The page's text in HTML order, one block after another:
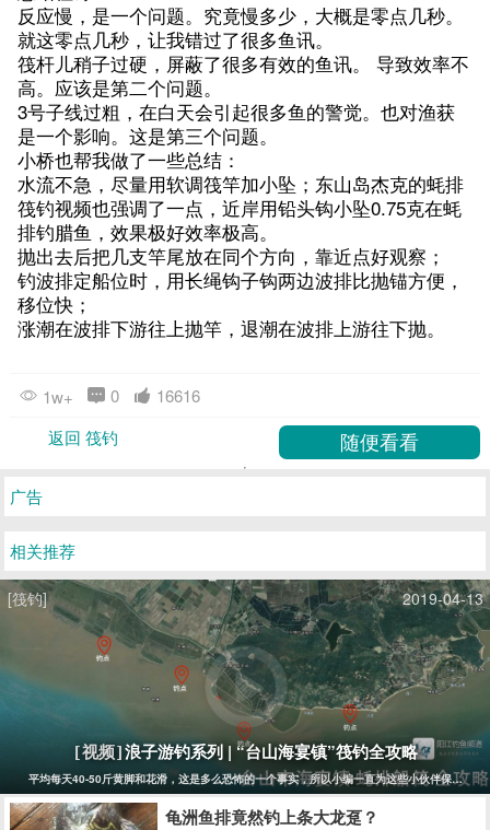
反应慢，是一个问题。究竟慢多少，大概是零点几秒。
就这零点几秒，让我错过了很多鱼讯。
筏杆儿稍子过硬，屏蔽了很多有效的鱼讯。 导致效率不
高。应该是第二个问题。
3号子线过粗，在白天会引起很多鱼的警觉。也对渔获
是一个影响。这是第三个问题。
小桥也帮我做了一些总结：
水流不急，尽量用软调筏竿加小坠；东山岛杰克的蚝排
筏钓视频也强调了一点，近岸用铅头钩小坠0.75克在蚝
排钓腊鱼，效果极好效率极高。
抛出去后把几支竿尾放在同个方向，靠近点好观察；
钓波排定船位时，用长绳钩子钩两边波排比抛锚方便，
移位快；
涨潮在波排下游往上抛竿，退潮在波排上游往下抛。
1w+ 0
16616
返回 筏钓
广告
相关推荐
[筏钓] 2019-04-13
[视频]浪子游钓系列 | “台山海宴镇”筏钓全攻略
平均每天40-50斤黄脚和花滑，这是多么恐怖的一个事实，所以小编一直为这些小伙伴保密没
龟洲鱼排竟然钓上条大龙趸？